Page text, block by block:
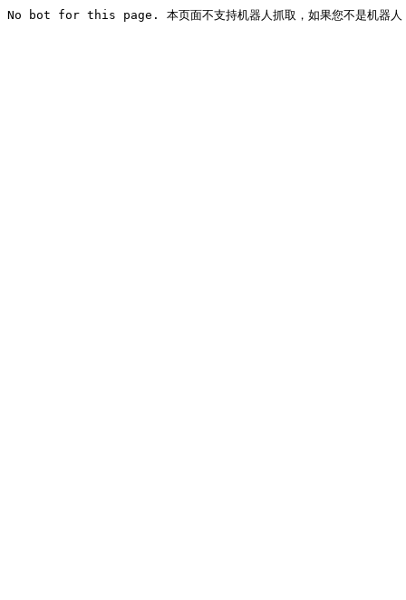
No bot for this page. 本页面不支持机器人抓取，如果您不是机器人，